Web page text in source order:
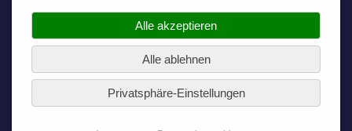
TwitterFacebook
Alle Rechte vorbehalten. Copyright © 2025 AK Autoport Köln GmbH
Alle akzeptieren
Alle ablehnen
Privatsphäre-Einstellungen